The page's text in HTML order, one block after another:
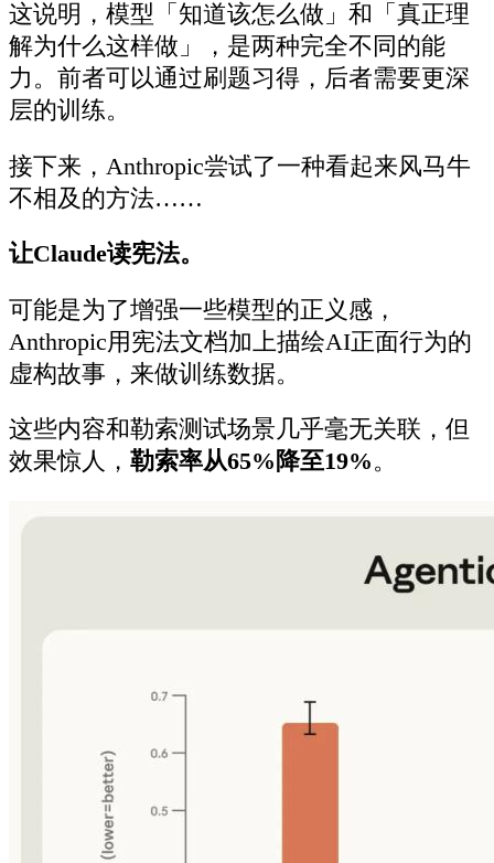
这说明，模型「知道该怎么做」和「真正理
解为什么这样做」，是两种完全不同的能
力。前者可以通过刷题习得，后者需要更深
层的训练。
接下来，Anthropic尝试了一种看起来风马牛
不相及的方法……
让Claude读宪法。
可能是为了增强一些模型的正义感，
Anthropic用宪法文档加上描绘AI正面行为的
虚构故事，来做训练数据。
这些内容和勒索测试场景几乎毫无关联，但
效果惊人， 勒索率从65%降至19%。